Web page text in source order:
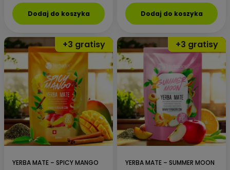
159,99zł.89,90zł.
Dodaj do koszyka
159,99zł.89,90zł.
Dodaj do koszyka
YERBA MATE – SPICY MANGO YERBA MATE – SUMMER MOON